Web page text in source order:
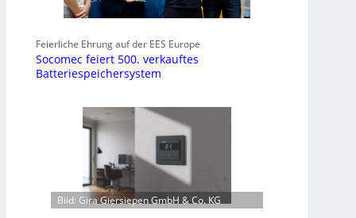
Feierliche Ehrung auf der EES Europe
Socomec feiert 500. verkauftes
Batteriespeichersystem
Bild: Gira Giersiepen GmbH & Co. KG